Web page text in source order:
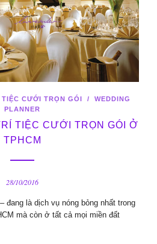
CƯỚI TRỌN GÓI / WEDDING
PLANNER
TIỆC CƯỚI TRỌN GÓI Ở
TPHCM
28/10/2016
đang là dịch vụ nóng bỏng nhất trong
mà còn ở tất cả mọi miền đất